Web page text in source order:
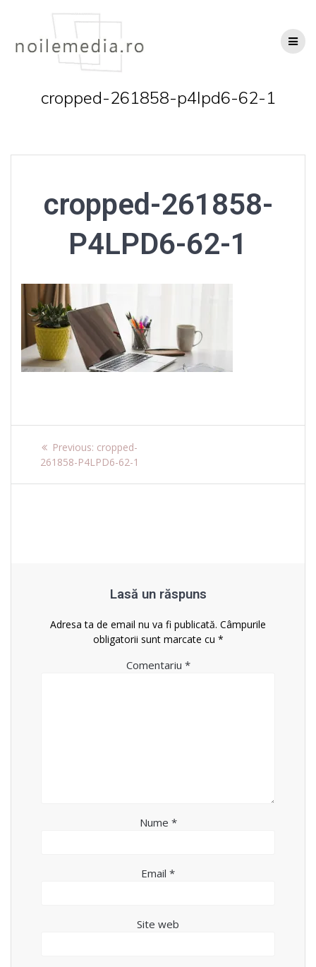
cropped-261858-p4lpd6-62-1
cropped-261858-
P4LPD6-62-1
Navigare
Previous: Previous
post:
cropped-
261858-P4LPD6-62-1
Lasă un răspuns
Adresa ta de email nu va fi publicată. Câmpurile
obligatorii sunt marcate cu *
Comentariu *
Nume *
Email *
Site web